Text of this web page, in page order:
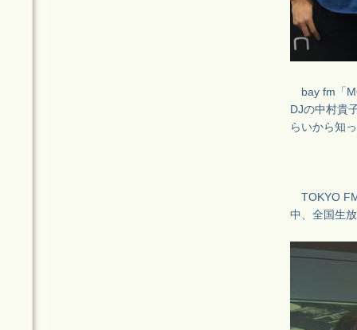
bay fm「
DJの中村貴
らいから知
TOKYO
中、全国生